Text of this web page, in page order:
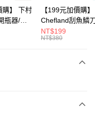
後會自動跳轉到大哥付的交易
核未通過，訂單將自動取
哥付你分期系統評分，恕無
購】 下村
瓶器/開
/料理道
【199元加價購】
Chefland刮魚鱗
魚鱗器/廚房用品/
道具/任二件8折
NT$199
NT$380